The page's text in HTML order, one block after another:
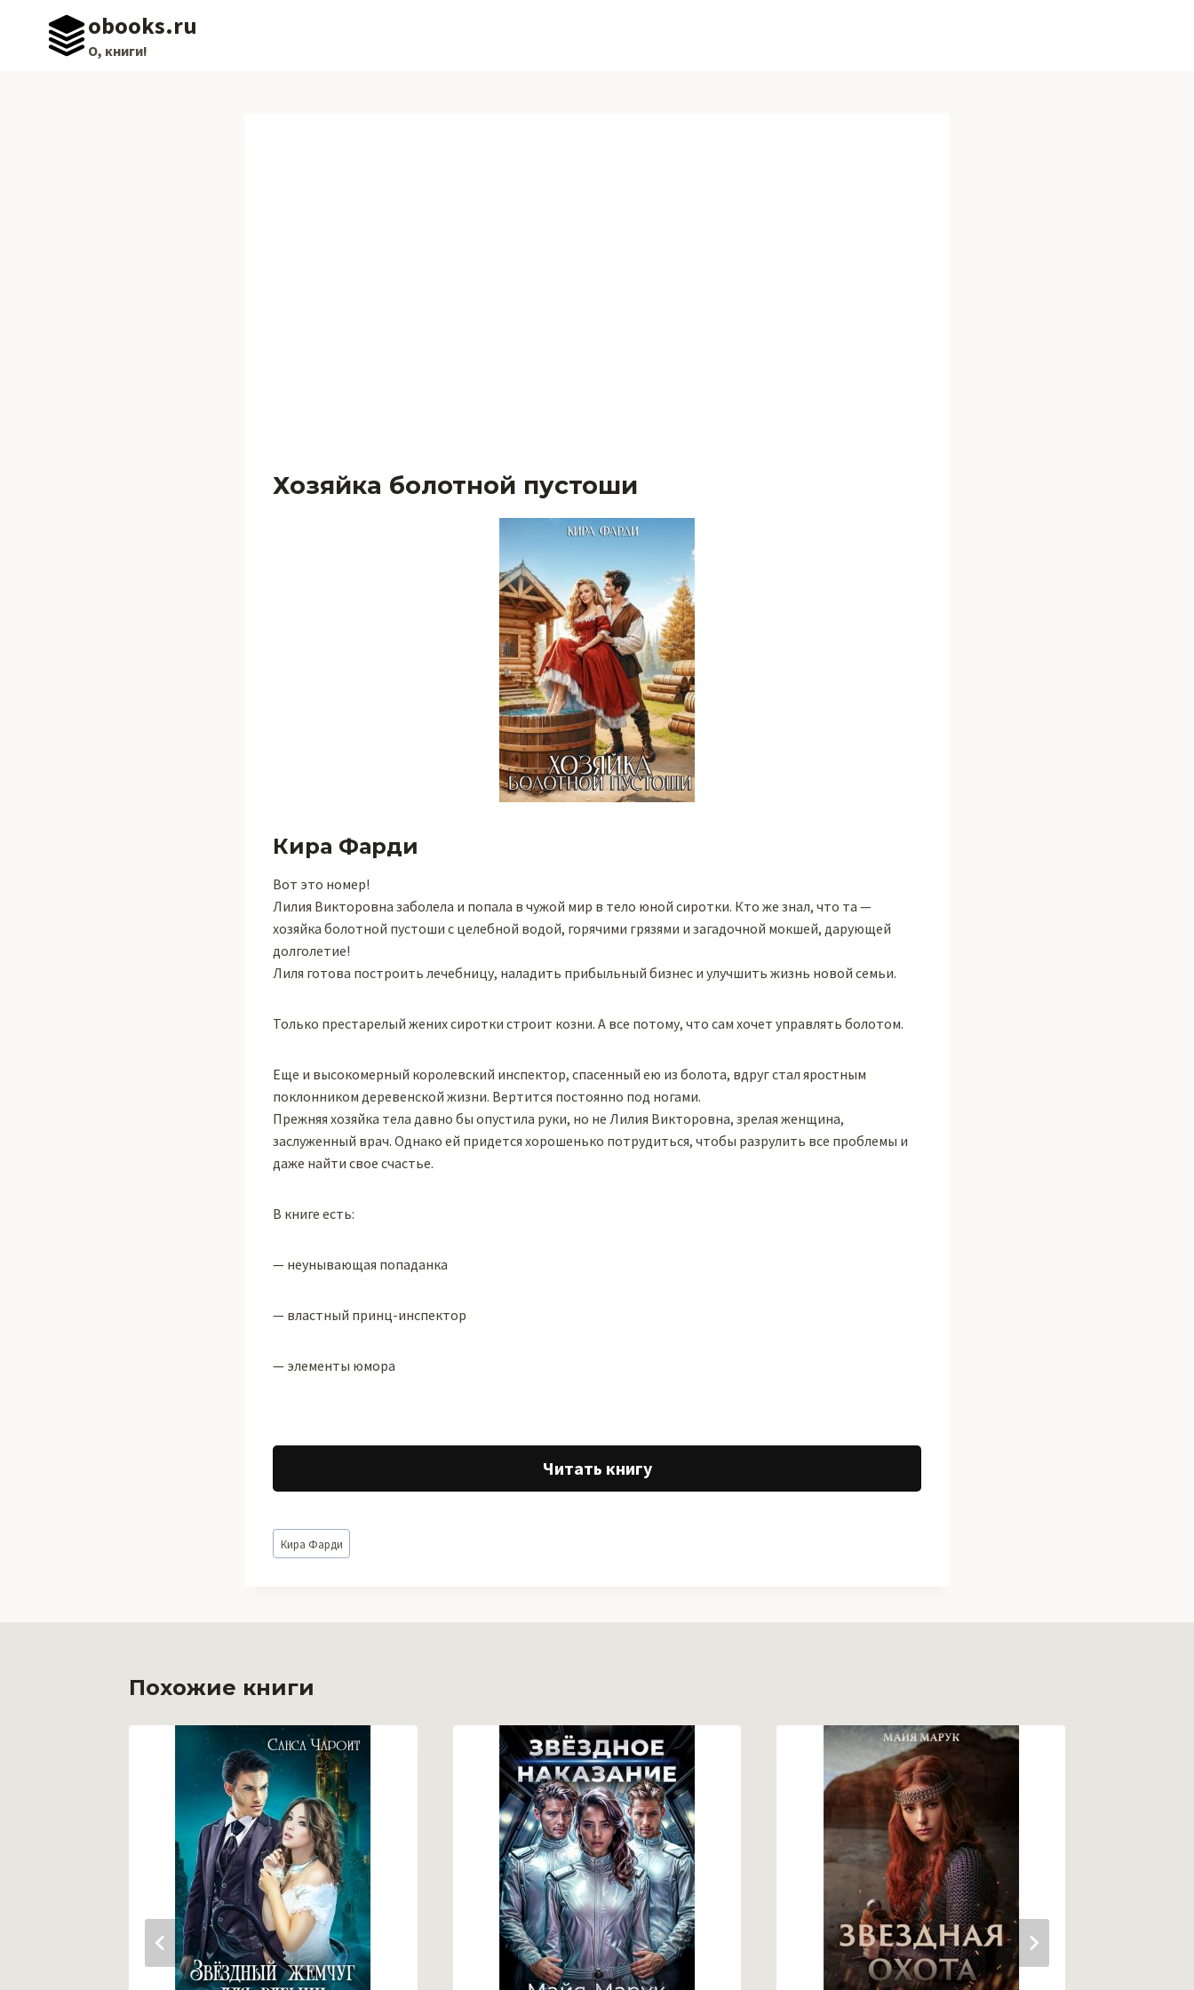
содержимому
obooks.ru
О, книги!
Хозяйка болотной пустоши
Кира Фарди
Вот это номер!
Лилия Викторовна заболела и попала в чужой мир в тело юной сиротки. Кто же знал, что та —
хозяйка болотной пустоши с целебной водой, горячими грязями и загадочной мокшей, дарующей
долголетие!
Лиля готова построить лечебницу, наладить прибыльный бизнес и улучшить жизнь новой семьи.
Только престарелый жених сиротки строит козни. А все потому, что сам хочет управлять болотом.
Еще и высокомерный королевский инспектор, спасенный ею из болота, вдруг стал яростным
поклонником деревенской жизни. Вертится постоянно под ногами.
Прежняя хозяйка тела давно бы опустила руки, но не Лилия Викторовна, зрелая женщина,
заслуженный врач. Однако ей придется хорошенько потрудиться, чтобы разрулить все проблемы и
даже найти свое счастье.
В книге есть:
— неунывающая попаданка
— властный принц-инспектор
— элементы юмора
Читать книгу
Метки
записи:
Кира Фарди
Похожие книги